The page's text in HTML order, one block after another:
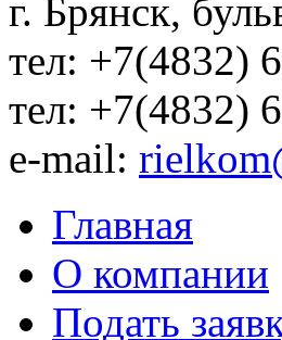
г. Брянск,
тел: +7(4832)
тел: +7(4832)
e-mail:
Главная
О компании
Подать